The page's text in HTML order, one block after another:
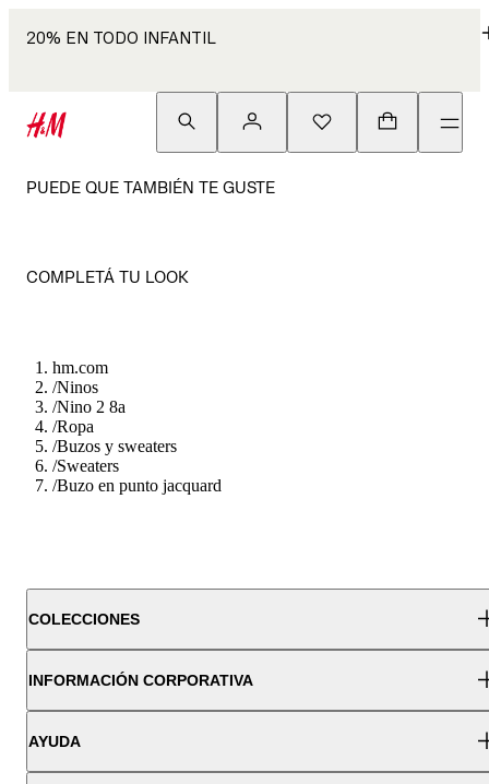
20% EN TODO INFANTIL
PUEDE QUE TAMBIÉN TE GUSTE
COMPLETÁ TU LOOK
hm.com
/Ninos
/Nino 2 8a
/Ropa
/Buzos y sweaters
/Sweaters
/Buzo en punto jacquard
COLECCIONES
INFORMACIÓN CORPORATIVA
AYUDA